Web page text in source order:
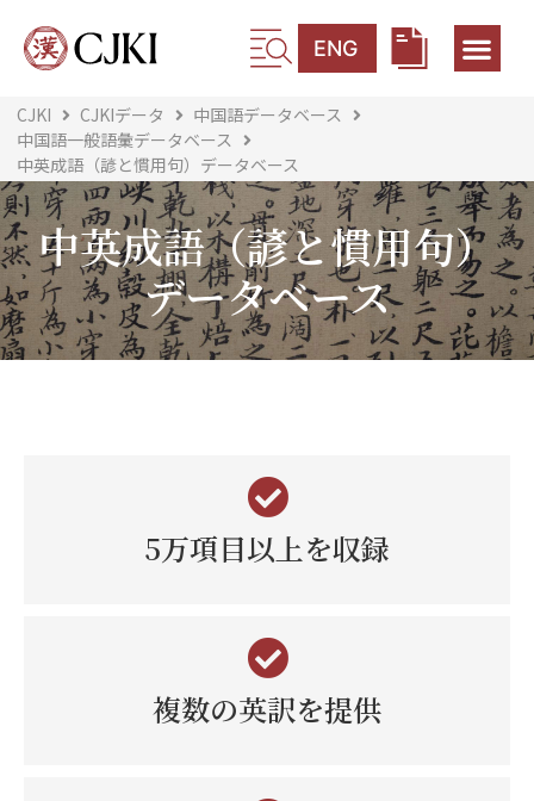
ENG
CJKI CJKIデータ
中国語データベース
中国語一般語彙データベース
中英成語（諺と慣用句）データベース
中英成語（諺と慣用句）
データベース
5万項目以上を収録
複数の英訳を提供